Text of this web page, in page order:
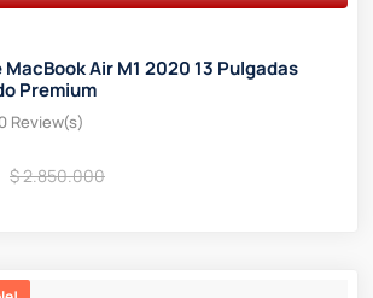
Air M1 2020 13 Pulgadas
Premium
Review(s)
$ 2.850.000